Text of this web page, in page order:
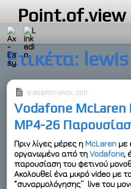
Point.of.view
Ετικέτα:
8 ΦΕΒΡΟΥΑΡΊΟΥ, 2011
Vodafone McLaren
MP4-26
Πριν λίγες μέρες η McLaren με
οργανωμένο από τηVodafone,
παρουσίαση του φετινού
Ακολουθεί ένα μικρό video με
“συναρμολόγησης” live του